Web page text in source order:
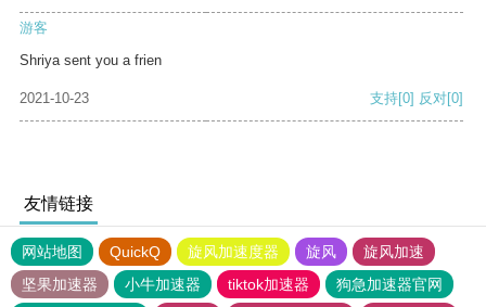
游客
Shriya sent you a frien
2021-10-23 支持[0] 反对[0]
友情链接
网站地图 QuickQ 旋风加速度器 旋风
旋风加速
坚果加速器
小牛加速器 tiktok加速器
狗急加速器官网